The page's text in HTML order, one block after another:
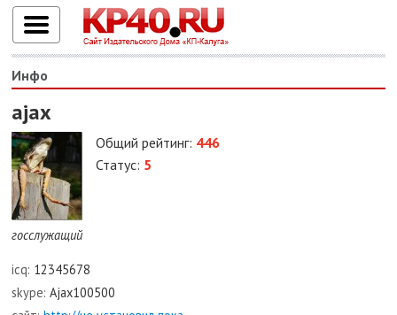
Инфо
ajax
Общий рейтинг: 446
Статус: 5
госслужащий
icq: 12345678
skype: Ajax100500